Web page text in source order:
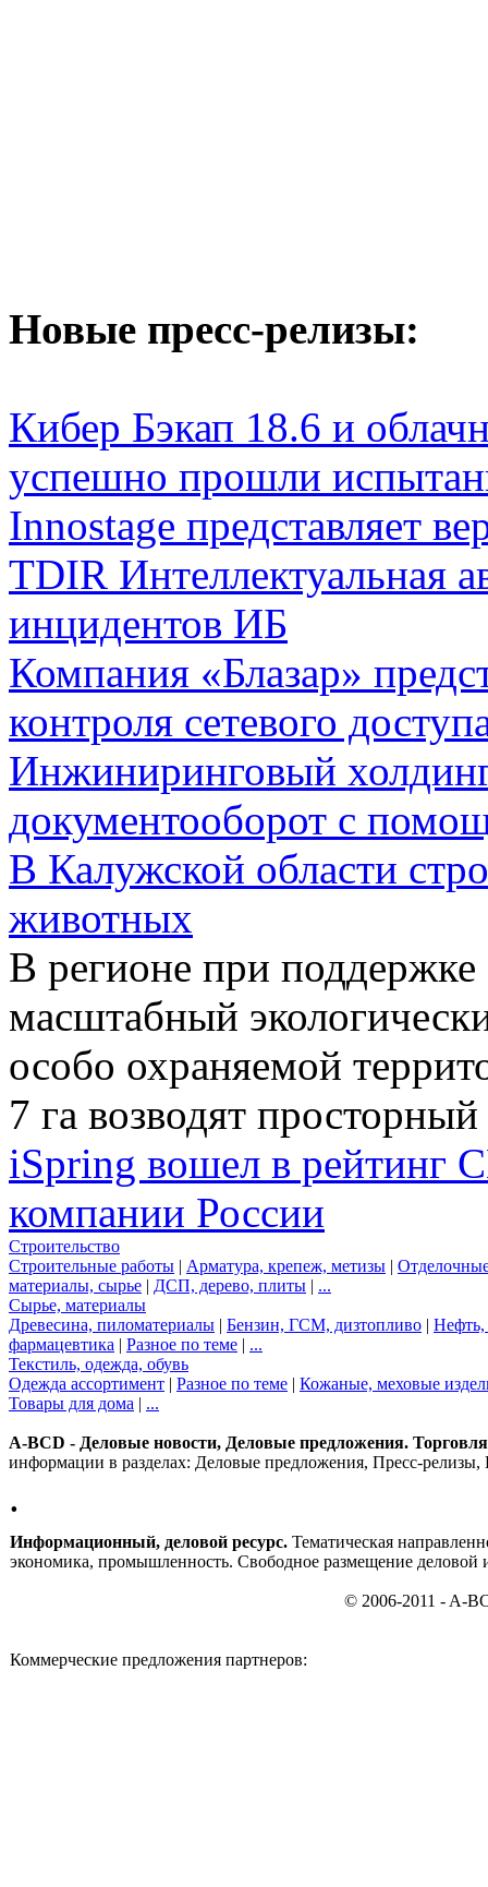
Новые пресс-релизы:
Кибер Бэкап 18.6 и
успешно прошли
Innostage представляет
TDIR Интеллектуальная
инцидентов ИБ
Компания «Блазар»
контроля сетевого
Инжиниринговый
документооборот с
В Калужской области
животных
В регионе при
масштабный
особо охраняемой
7 га возводят
iSpring вошел в рейтинг
компании России
Строительство
Строительные работы | Арматура, крепеж, метизы |
материалы, сырье | ДСП, дерево, плиты | ...
Сырье, материалы
Древесина, пиломатериалы | Бензин, ГСМ, дизтопливо | Нефть,
фармацевтика | Разное по теме | ...
Текстиль, одежда, обувь
Одежда ассортимент | Разное по теме | Кожаные, меховые
Товары для дома | ...
A-BCD - Деловые новости, Деловые предложения.
информации в разделах: Деловые предложения, Пресс-релизы,
.
Информационный, деловой ресурс. Тематическая
экономика, промышленность. Свободное размещение деловой
© 2006-2011 - A-
Коммерческие предложения партнеров: